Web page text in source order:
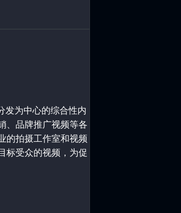
发为中心的综合性内
、品牌推广视频等各
的拍摄工作室和视频
标受众的视频，为促